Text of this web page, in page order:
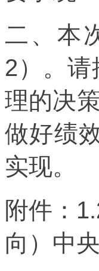
二、本
2）。
理的决
做好绩
实现。
附件：
向）中